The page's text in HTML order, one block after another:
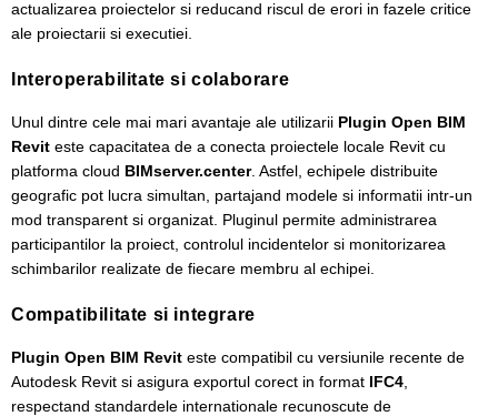
actualizarea proiectelor si reducand riscul de erori in fazele critice
ale proiectarii si executiei.
Interoperabilitate si colaborare
Unul dintre cele mai mari avantaje ale utilizarii Plugin Open BIM
Revit este capacitatea de a conecta proiectele locale Revit cu
platforma cloud BIMserver.center. Astfel, echipele distribuite
geografic pot lucra simultan, partajand modele si informatii intr-un
mod transparent si organizat. Pluginul permite administrarea
participantilor la proiect, controlul incidentelor si monitorizarea
schimbarilor realizate de fiecare membru al echipei.
Compatibilitate si integrare
Plugin Open BIM Revit este compatibil cu versiunile recente de
Autodesk Revit si asigura exportul corect in format IFC4
respectand standardele internationale recunoscute de